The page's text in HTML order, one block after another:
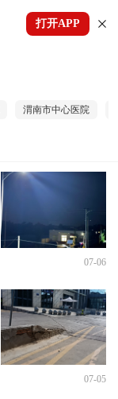
打开APP
渭南市中心医院
07-06
07-05